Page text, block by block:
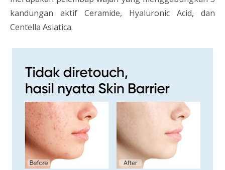
kandungan aktif Ceramide, Hyaluronic Acid, dan
Centella Asiatica.